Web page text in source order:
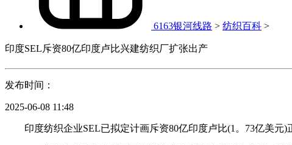
6163银河线路 > 纺织百科 >
印度SEL斥资80亿印度卢比兴建纺织厂扩张出产
发布时间：
2025-06-08 11:48
印度纺织企业SEL已拟定计画斥资80亿印度卢比(1。73亿美元)